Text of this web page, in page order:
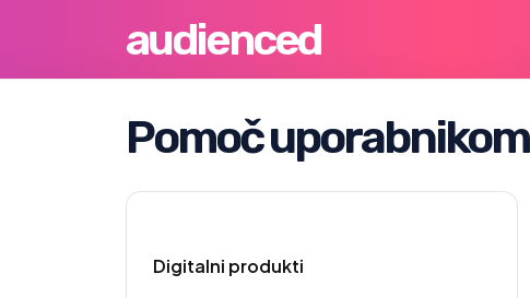
audienced
Pomoč uporabnikom
Digitalni produkti